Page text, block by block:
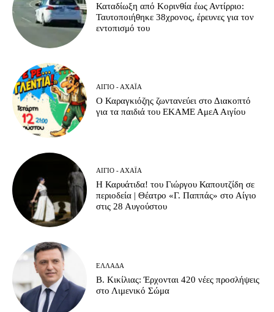
Καταδίωξη από Κορινθία έως Αντίρριο:
Ταυτοποιήθηκε 38χρονος, έρευνες για τον
εντοπισμό του
ΑΊΓΙΟ - ΑΧΑΪ́Α
Ο Καραγκιόζης ζωντανεύει στο Διακοπτό
για τα παιδιά του ΕΚΑΜΕ ΑμεΑ Αιγίου
ΑΊΓΙΟ - ΑΧΑΪ́Α
Η Καρυάτιδα! του Γιώργου Καπουτζίδη σε
περιοδεία | Θέατρο «Γ. Παππάς» στο Αίγιο
στις 28 Αυγούστου
ΕΛΛΆΔΑ
Β. Κικίλιας: Έρχονται 420 νέες προσλήψεις
στο Λιμενικό Σώμα